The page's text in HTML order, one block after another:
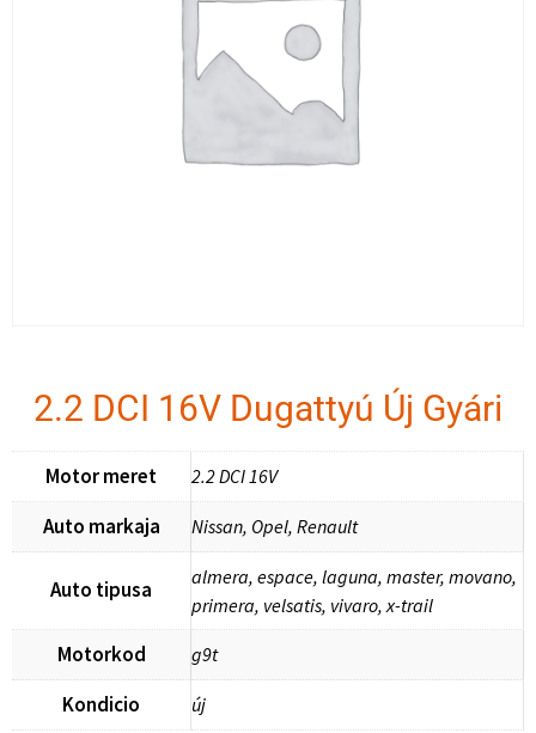
2.2 DCI 16V Dugattyú Új Gyári
Motor meret 2.2 DCI 16V
Auto markaja Nissan, Opel, Renault
Auto tipusa
almera, espace, laguna, master, movano,
primera, velsatis, vivaro, x-trail
Motorkod g9t
Kondicio új